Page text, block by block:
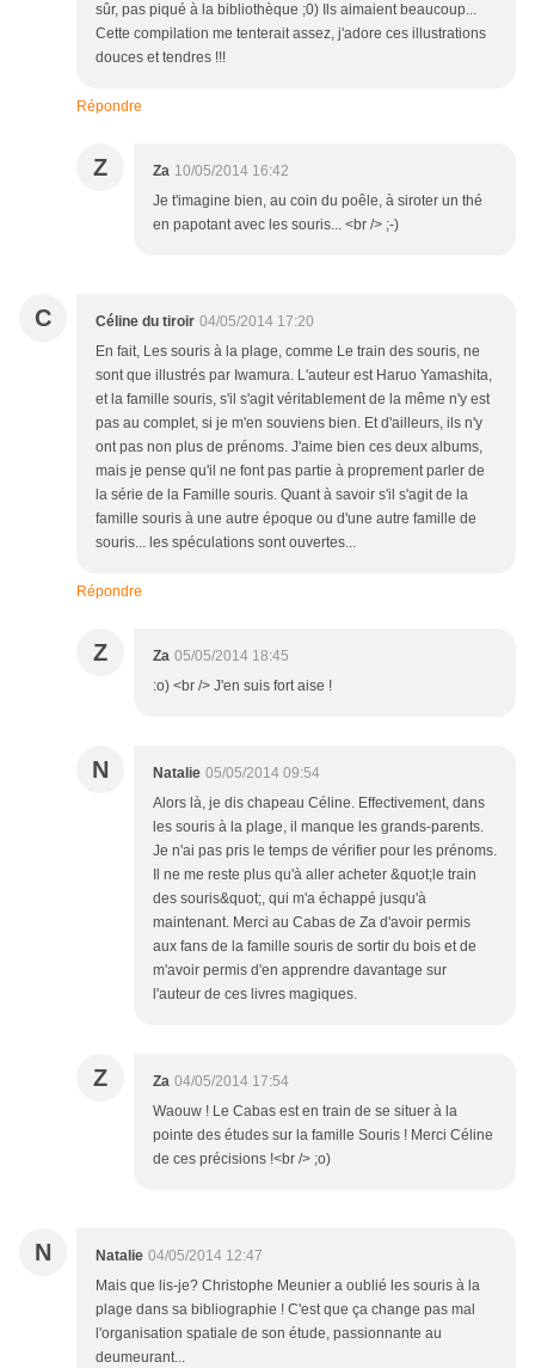
sûr, pas piqué à la bibliothèque ;0) Ils aimaient beaucoup...
Cette compilation me tenterait assez, j'adore ces illustrations
douces et tendres !!!
Répondre
Z Za 10/05/2014 16:42
Je t'imagine bien, au coin du poêle, à siroter un thé
en papotant avec les souris... <br /> ;-)
C Céline du tiroir 04/05/2014 17:20
En fait, Les souris à la plage, comme Le train des souris, ne
sont que illustrés par Iwamura. L'auteur est Haruo Yamashita,
et la famille souris, s'il s'agit véritablement de la même n'y est
pas au complet, si je m'en souviens bien. Et d'ailleurs, ils n'y
ont pas non plus de prénoms. J'aime bien ces deux albums,
mais je pense qu'il ne font pas partie à proprement parler de
la série de la Famille souris. Quant à savoir s'il s'agit de la
famille souris à une autre époque ou d'une autre famille de
souris... les spéculations sont ouvertes...
Répondre
Z Za 05/05/2014 18:45
:o) <br /> J'en suis fort aise !
N Natalie 05/05/2014 09:54
Alors là, je dis chapeau Céline. Effectivement, dans
les souris à la plage, il manque les grands-parents.
Je n'ai pas pris le temps de vérifier pour les prénoms.
Il ne me reste plus qu'à aller acheter &quot;le train
des souris&quot;, qui m'a échappé jusqu'à
maintenant. Merci au Cabas de Za d'avoir permis
aux fans de la famille souris de sortir du bois et de
m'avoir permis d'en apprendre davantage sur
l'auteur de ces livres magiques.
Z Za 04/05/2014 17:54
Waouw ! Le Cabas est en train de se situer à la
pointe des études sur la famille Souris ! Merci Céline
de ces précisions !<br /> ;o)
N Natalie 04/05/2014 12:47
Mais que lis-je? Christophe Meunier a oublié les souris à la
plage dans sa bibliographie ! C'est que ça change pas mal
l'organisation spatiale de son étude, passionnante au
deumeurant...